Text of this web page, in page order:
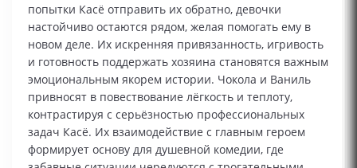
попытки Касё отправить их обратно, девочки
настойчиво остаются рядом, желая помогать ему в
новом деле. Их искренняя привязанность, игривость
и готовность поддержать хозяина становятся важным
эмоциональным якорем истории. Чокола и Ваниль
привносят в повествование лёгкость и теплоту,
контрастируя с серьёзностью профессиональных
задач Касё. Их взаимодействие с главным героем
формирует основу для душевной комедии, где